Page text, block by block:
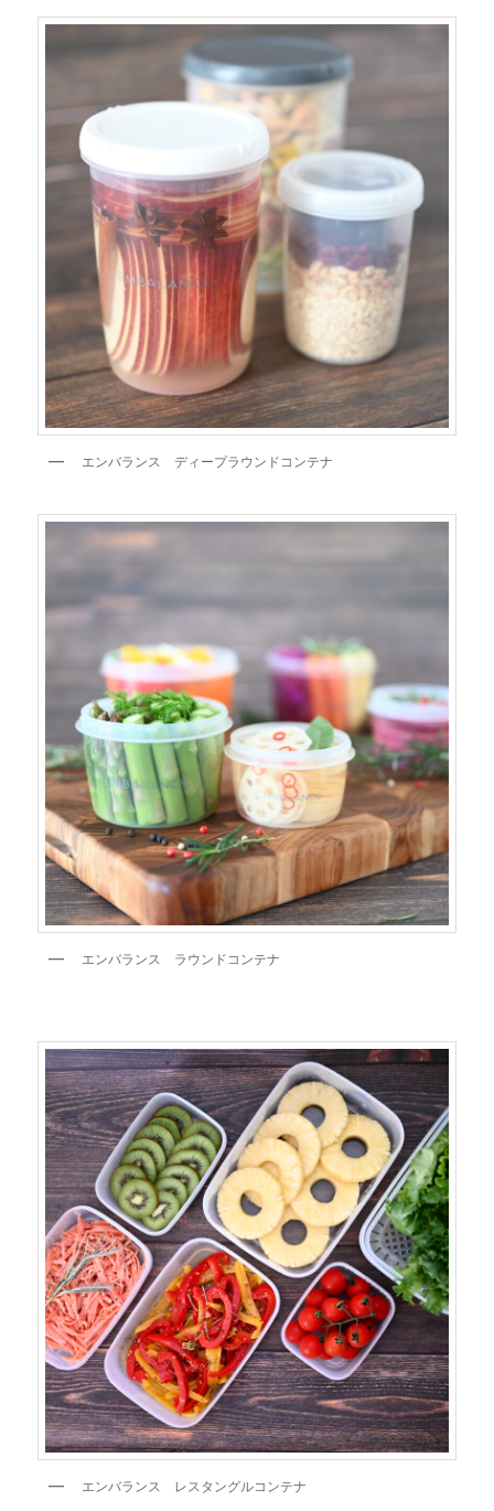
エンバランス ディープラウンドコンテナ
エンバランス ラウンドコンテナ
エンバランス レスタングルコンテナ